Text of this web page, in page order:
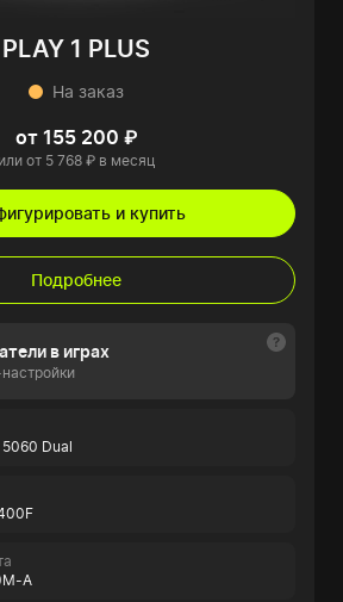
PLAY 1 PLUS
На заказ
от 155 200 ₽
или от 5 768 ₽ в месяц
и купить
Подробнее
в играх
5060 Dual
A